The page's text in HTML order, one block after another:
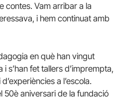
contes. Vam arribar a la
i hem continuat amb
en què han vingut
s’han fet tallers d’imprempta,
a l’escola.
50è aniversari de la fundació